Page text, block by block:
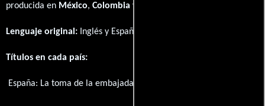
producida en México, Colombia y
Lenguaje original: Inglés y Español
Títulos en cada país:
España: La toma de la embajada